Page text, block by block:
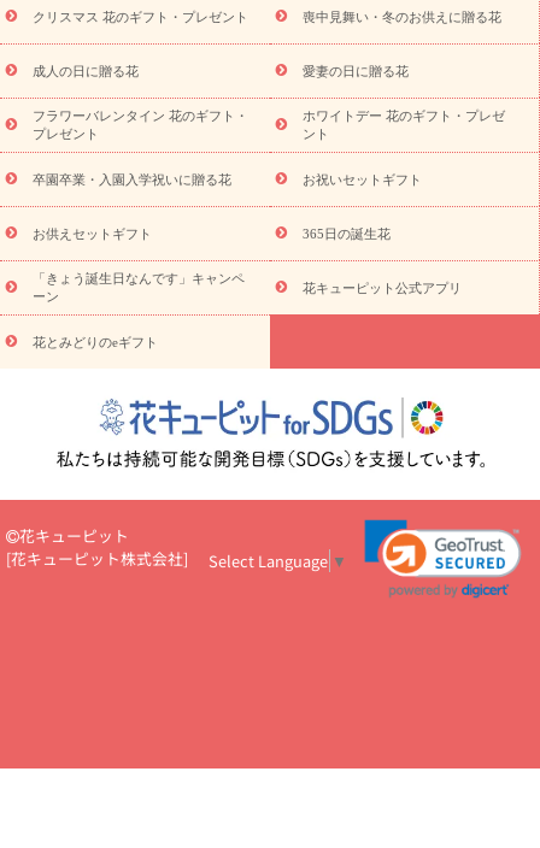
用
観葉植物 ミディ胡蝶蘭 プリザーブドフラワー
スタイル
から探す
え・お悔やみ
胡蝶蘭・花鉢
ミディ胡蝶蘭・お祝い
ミディ胡蝶蘭・お供え
世界初の青色胡蝶蘭 観葉植物
観葉植
物
産直多肉植物 プリザーブドフラワー お祝い
お供え・お
悔やみ
花とセットギフト セミオーダー
プチギフト
（hanamore -ハナモア-）
花とみどりのeギフト
トのeGfit
カラー ピンク イエローオレンジ レッド
お花の
種類
バラ ユリ トルコキキョウ 予算から探す
お祝い・3000円～ お祝い・4000円～ お祝い・5000円～
お
祝い・7000円～ お祝い・10000円～ お供え・お悔やみ
え・お悔やみ・3000円～ お供え・お悔やみ・5000円～
お供
え・お悔やみ・7000円～
注目されている記事 365日の誕生花カレンダー
いのマナー
定年退職祝いのマナー
お祝いを贈るときのマナー・
花キューピットのお祝いコラム一覧
誕生日のお花を「色
彩心理学」で選ぶ方法
結婚祝いの予算相場
出産祝いお役立ち情
報
転職祝いのマナー基礎知識
ペットのお祝いワンポイントアド
お見舞いのマナーとル
ール
新築引っ越し祝いコラム お祝い花のマナー総まとめ
職
場上司や先輩へ贈るお祝い花の正解は？
開店祝いの花 選び方ガイ
あり)
花キューピット×専門家
CO2排出量削減 / SDGsを考える
クリスマス 花のギフト・プレゼント 喪中見舞い・冬のお供えに贈る花
成人の日に贈る花 愛妻の日に贈る花
フラワーバレンタイン 花のギフト・
プレゼント
ホワイトデー 花のギフト・プレゼ
ント
卒園卒業・入園入学祝いに贈る花 お祝いセットギフト
お供えセットギフト 365日の誕生花
「きょう誕生日なんです」キャンペ
ーン
花キューピット公式アプリ
花とみどりのeギフト
花キューピット
[花キューピット株式会社] Select Language ▼